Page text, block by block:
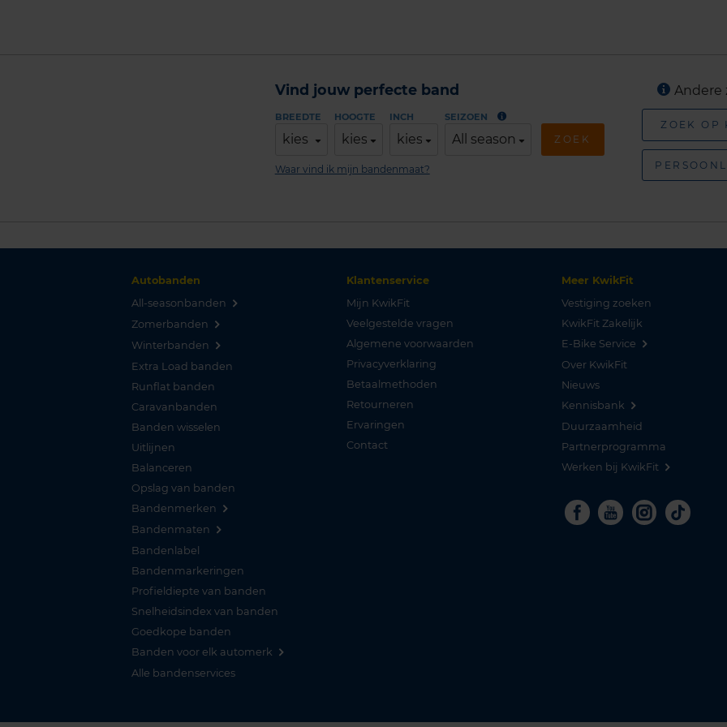
Vind jouw perfecte band
BREEDTE
kies
HOOGTE
kies
INCH
kies
SEIZOEN
All season ZOEK
Waar vind ik mijn bandenmaat?
Andere
ZOEK OP
Autobanden
All-seasonbanden
Zomerbanden
Winterbanden
Extra Load banden
Runflat banden
Caravanbanden
Banden wisselen
Uitlijnen
Balanceren
Opslag van banden
Bandenmerken
Bandenmaten
Bandenlabel
Bandenmarkeringen
Profieldiepte van banden
Snelheidsindex van banden
Goedkope banden
Banden voor elk automerk
Alle bandenservices
Klantenservice
Mijn KwikFit
Veelgestelde vragen
Algemene voorwaarden
Privacyverklaring
Betaalmethoden
Retourneren
Ervaringen
Contact
Meer KwikFit
Vestiging zoeken
KwikFit Zakelijk
E-Bike Service
Over KwikFit
Nieuws
Kennisbank
Duurzaamheid
Partnerprogramma
Werken bij KwikFit
Facebook
YoutubeInstagram
Tiktok